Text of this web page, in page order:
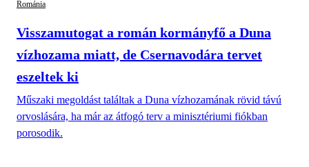
Románia
Visszamutogat a román kormányfő a Duna
vízhozama miatt, de Csernavodára tervet
eszeltek ki
Műszaki megoldást találtak a Duna vízhozamának rövid távú
orvoslására, ha már az átfogó terv a minisztériumi fiókban
porosodik.